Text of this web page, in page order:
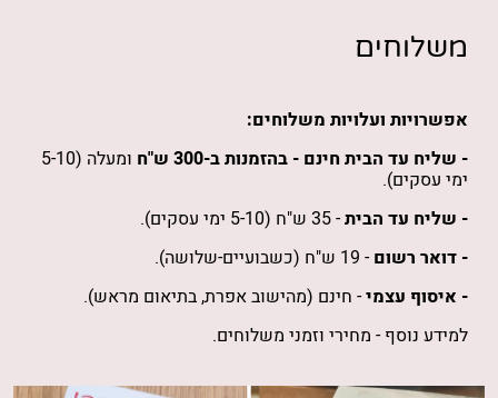
משלוחים
אפשרויות ועלויות משלוחים:
- שליח עד הבית חינם - בהזמנותב-300 ש"ח ומעלה (5-10
ימי עסקים).
- שליח עד הבית- 35 ש"ח (5-10 ימי עסקים).
- דואר רשום- 19 ש"ח (כשבועיים-שלושה).
- איסוף עצמי- חינם (מהישוב אפרת, בתיאום מראש).
למידע נוסף - מחירי וזמני משלוחים.